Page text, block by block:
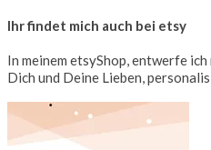
Ihr findet mich auch bei etsy
In meinem etsyShop, entwerfe
Dich und Deine Lieben,